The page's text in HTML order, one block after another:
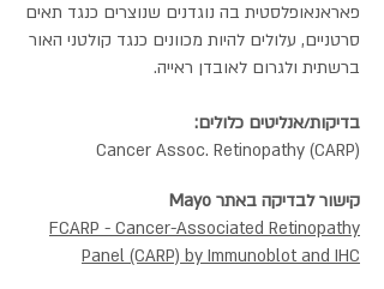
פאראנאופלסטית בה נוגדנים שנוצרים כנגד תאים
סרטניים, עלולים להיות מכוונים כנגד קולטני האור
ברשתית ולגרום לאובדן ראייה.
בדיקות/אנליטים כלולים:
Cancer Assoc. Retinopathy (CARP)
קישור לבדיקה באתר Mayo
FCARP - Cancer-Associated Retinopathy
Panel (CARP) by Immunoblot and IHC